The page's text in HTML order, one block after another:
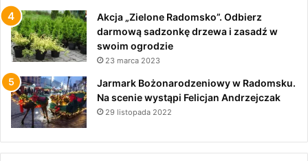
Akcja „Zielone Radomsko”. Odbierz
darmową sadzonkę drzewa i zasadź w
swoim ogrodzie
23 marca 2023
Jarmark Bożonarodzeniowy w Radomsku.
Na scenie wystąpi Felicjan Andrzejczak
29 listopada 2022